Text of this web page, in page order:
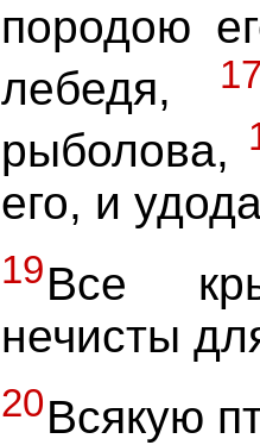
породою
лебедя,
рыболова,
его, и
19Все
нечисты
20Всякую